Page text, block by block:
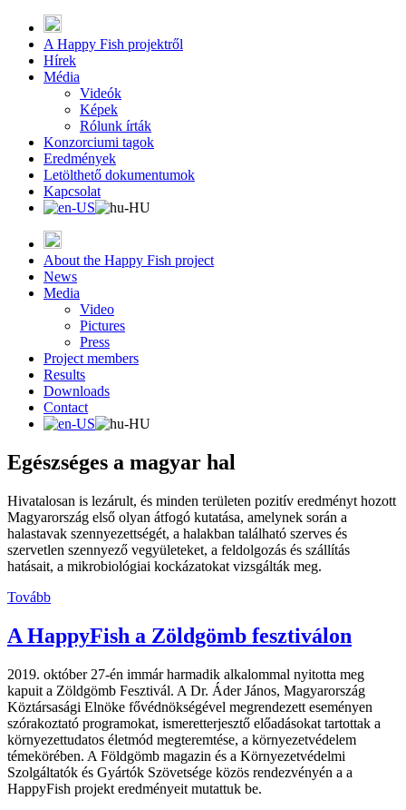
A Happy Fish projektről
Hírek
Média
Videók
Képek
Rólunk írták
Konzorciumi tagok
Eredmények
Letölthető dokumentumok
Kapcsolat
About the Happy Fish project
News
Media
Video
Pictures
Press
Project members
Results
Downloads
Contact
Egészséges a magyar hal
Hivatalosan is lezárult, és minden területen pozitív eredményt hozott
Magyarország első olyan átfogó kutatása, amelynek során a
halastavak szennyezettségét, a halakban található szerves és
szervetlen szennyező vegyületeket, a feldolgozás és szállítás
hatásait, a mikrobiológiai kockázatokat vizsgálták meg.
Tovább
A HappyFish a Zöldgömb fesztiválon
2019. október 27-én immár harmadik alkalommal nyitotta meg
kapuit a Zöldgömb Fesztivál. A Dr. Áder János, Magyarország
Köztársasági Elnöke fővédnökségével megrendezett eseményen
szórakoztató programokat, ismeretterjesztő előadásokat tartottak a
környezettudatos életmód megteremtése, a környezetvédelem
témekörében. A Földgömb magazin és a Környezetvédelmi
Szolgáltatók és Gyártók Szövetsége közös rendezvényén a a
HappyFish projekt eredményeit mutattuk be.